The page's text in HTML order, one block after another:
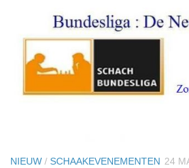
NIEUW / SCHAAKEVENEMENTEN 24